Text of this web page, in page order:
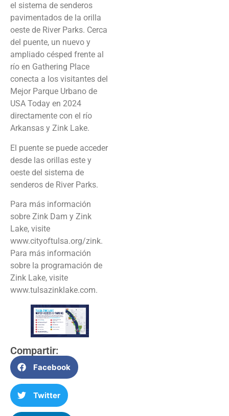
el sistema de senderos
pavimentados de la orilla
oeste de River Parks. Cerca
del puente, un nuevo y
ampliado césped frente al
río en Gathering Place
conecta a los visitantes del
Mejor Parque Urbano de
USA Today en 2024
directamente con el río
Arkansas y Zink Lake.
El puente se puede acceder
desde las orillas este y
oeste del sistema de
senderos de River Parks.
Para más información
sobre Zink Dam y Zink
Lake, visite
www.cityoftulsa.org/zink.
Para más información
sobre la programación de
Zink Lake, visite
www.tulsazinklake.com.
Compartir:
Facebook
Twitter